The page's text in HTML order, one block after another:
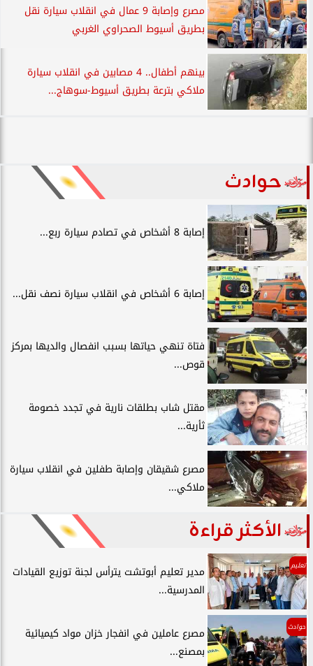
مصرع وإصابة 9 عمال في انقلاب سيارة نقل
بطريق أسيوط الصحراوي الغربي
بينهم أطفال.. 4 مصابين في انقلاب سيارة
ملاكي بترعة بطريق أسيوط-سوهاج...
حوادث
إصابة 8 أشخاص في تصادم سيارة ربع...
إصابة 6 أشخاص في انقلاب سيارة نصف نقل...
فتاة تنهي حياتها بسبب انفصال والديها بمركز
قوص...
مقتل شاب بطلقات نارية في تجدد خصومة
ثأرية...
مصرع شقيقان وإصابة طفلين في انقلاب سيارة
ملاكي...
الأكثر قراءة
تعليم
مدير تعليم أبوتشت يترأس لجنة توزيع القيادات
المدرسية...
حوادث
مصرع عاملين في انفجار خزان مواد كيميائية
بمصنع...